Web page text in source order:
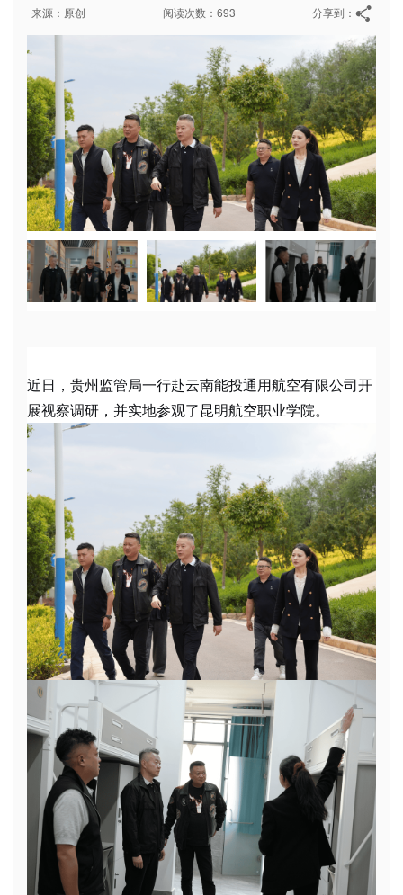
来源：原创 阅读次数：693 分享到：
近日，贵州监管局一行赴云南能投通用航空有限公司开
展视察调研，并实地参观了昆明航空职业学院。